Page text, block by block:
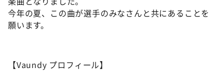
今年の夏、この曲が選手のみなさんと共にあることを
願います。
【Vaundy プロフィール】